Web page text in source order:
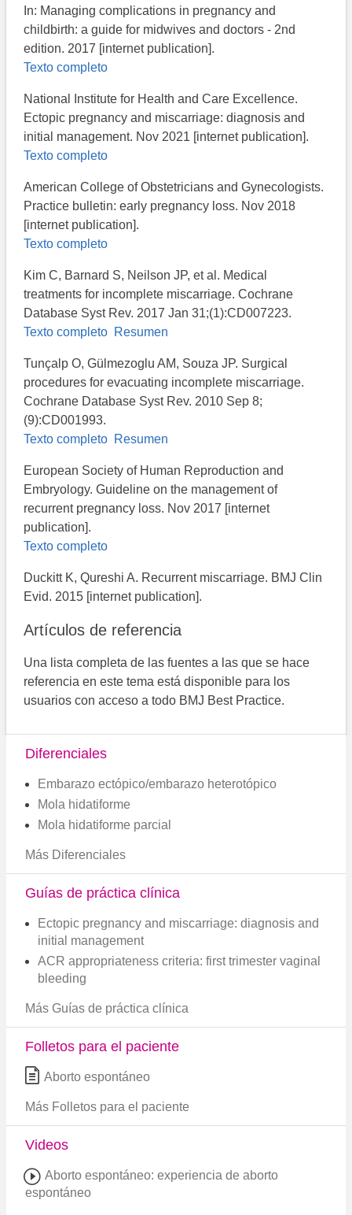
In: Managing complications in pregnancy and
childbirth: a guide for midwives and doctors - 2nd
edition. 2017 [internet publication].
Texto completo
National Institute for Health and Care Excellence.
Ectopic pregnancy and miscarriage: diagnosis and
initial management. Nov 2021 [internet publication].
Texto completo
American College of Obstetricians and Gynecologists.
Practice bulletin: early pregnancy loss. Nov 2018
[internet publication].
Texto completo
Kim C, Barnard S, Neilson JP, et al. Medical
treatments for incomplete miscarriage. Cochrane
Database Syst Rev. 2017 Jan 31;(1):CD007223.
Texto completo Resumen
Tunçalp O, Gülmezoglu AM, Souza JP. Surgical
procedures for evacuating incomplete miscarriage.
Cochrane Database Syst Rev. 2010 Sep 8;
(9):CD001993.
Texto completo Resumen
European Society of Human Reproduction and
Embryology. Guideline on the management of
recurrent pregnancy loss. Nov 2017 [internet
publication].
Texto completo
Duckitt K, Qureshi A. Recurrent miscarriage. BMJ Clin
Evid. 2015 [internet publication].
Artículos de referencia
Una lista completa de las fuentes a las que se hace
referencia en este tema está disponible para los
usuarios con acceso a todo BMJ Best Practice.
Diferenciales
Embarazo ectópico/embarazo heterotópico
Mola hidatiforme
Mola hidatiforme parcial
Más Diferenciales
Guías de práctica clínica
Ectopic pregnancy and miscarriage: diagnosis and
initial management
ACR appropriateness criteria: first trimester vaginal
bleeding
Más Guías de práctica clínica
Folletos para el paciente
Aborto espontáneo
Más Folletos para el paciente
Videos
Aborto espontáneo: experiencia de aborto
espontáneo